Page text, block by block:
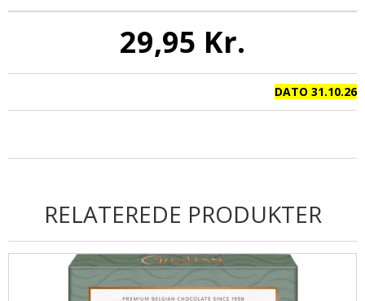
29,95 Kr.
DATO 31.10.26
RELATEREDE PRODUKTER